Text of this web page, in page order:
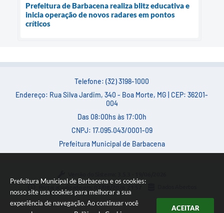
Prefeitura Municipal de Barbacena e os cookies:
nosso site usa cookies para melhorar a sua
experiência de navegação. Ao continuar você
ACEITAR
Prefeitura de Barbacena realiza blitz educativa e
inicia operação de novos radares em pontos
críticos
Telefone: (32) 3198-1000
Endereço: Rua Silva Jardim, 340 - Boa Morte, MG | CEP: 36201-
004
Das 08:00hs às 17:00h
CNPJ: 17.095.043/0001-09
Prefeitura Municipal de Barbacena